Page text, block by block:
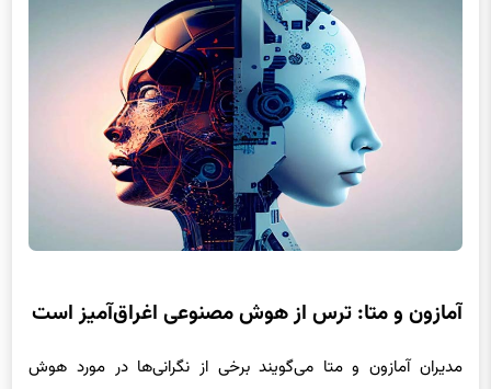
آمازون و متا: ترس از هوش مصنوعی اغراق‌آمیز است
مدیران آمازون و متا می‌گویند برخی از نگرانی‌ها در مورد هوش